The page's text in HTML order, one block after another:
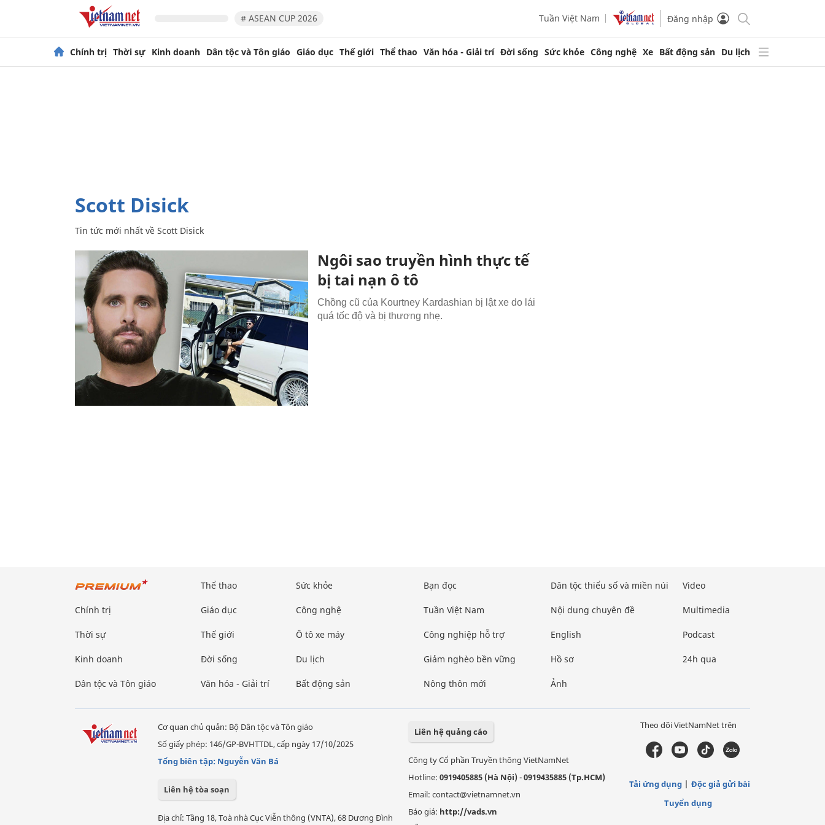
# ASEAN CUP 2026 Tuần Việt Nam Đăng nhập
Chính trị Thời sự Kinh doanh Dân tộc và Tôn giáo Giáo dục Thế giới Thể thao Văn hóa - Giải trí Đời sống Sức khỏe Công nghệ Xe Bất động sản Du lịch
Scott Disick
Tin tức mới nhất về Scott Disick
Ngôi sao truyền hình thực tế
bị tai nạn ô tô
Chồng cũ của Kourtney Kardashian bị lật xe do lái
quá tốc độ và bị thương nhẹ.
Chính trị
Thời sự
Kinh doanh
Dân tộc và Tôn giáo
Thể thao
Giáo dục
Thế giới
Đời sống
Văn hóa - Giải trí
Sức khỏe
Công nghệ
Ô tô xe máy
Du lịch
Bất động sản
Bạn đọc
Tuần Việt Nam
Công nghiệp hỗ trợ
Giảm nghèo bền vững
Nông thôn mới
Dân tộc thiểu số và miền núi
Nội dung chuyên đề
English
Hồ sơ
Ảnh
Video
Multimedia
Podcast
24h qua
Cơ quan chủ quản: Bộ Dân tộc và Tôn giáo
Số giấy phép: 146/GP-BVHTTDL, cấp ngày 17/10/2025
Tổng biên tập: Nguyễn Văn Bá
Liên hệ tòa soạn
Địa chỉ: Tầng 18, Toà nhà Cục Viễn thông (VNTA), 68 Dương Đình
Liên hệ quảng cáo
Công ty Cổ phần Truyền thông VietNamNet
Hotline: 0919405885 (Hà Nội)-0919435885 (Tp.HCM)
Email: contact@vietnamnet.vn
Báo giá: http://vads.vn
Theo dõi VietNamNet trên
Tải ứng dụng
Độc giả gửi bài
Tuyển dụng